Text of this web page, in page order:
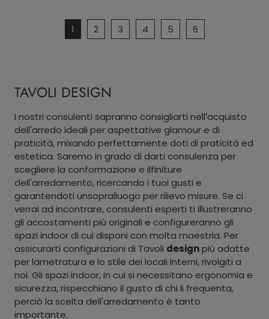
1 2 3 4 5 6
TAVOLI DESIGN
I nostri consulenti sapranno consigliarti nell’acquisto
dell'arredo ideali per aspettative glamour e di
praticità, mixando perfettamente doti di praticità ed
estetica. Saremo in grado di darti consulenza per
scegliere la conformazione e ilfiniture
dell'arredamento, ricercando i tuoi gusti e
garantendoti unsopralluogo per rilievo misure. Se ci
verrai ad incontrare, consulenti esperti ti illustreranno
gli accostamenti più originali e configureranno gli
spazi indoor di cui disponi con molta maestria. Per
assicurarti configurazioni di Tavoli designpiù adatte
per lametratura e lo stile dei locali interni, rivolgiti a
noi. Gli spazi indoor, in cui si necessitano ergonomia e
sicurezza, rispecchiano il gusto di chi li frequenta,
perciò la scelta dell'arredamento è tanto
importante.